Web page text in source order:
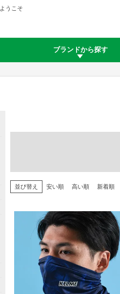
うこそ
ブランドから探す
並び替え 安い順 高い順 新着順